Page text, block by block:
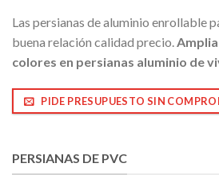
Las persianas de aluminio enrollable
buena relación calidad precio.
colores en persianas aluminio de
PIDE PRESUPUESTO SIN
PERSIANAS DE PVC